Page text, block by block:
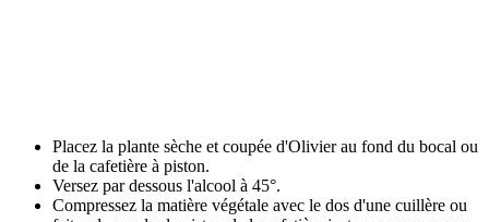
Placez la plante sèche et coupée d'Olivier au fond du bocal ou
de la cafetière à piston.
Versez par dessous l'alcool à 45°.
Compressez la matière végétale avec le dos d'une cuillère ou